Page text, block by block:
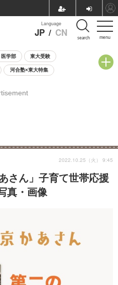
menu
Language
JP / CN search
医学部 東大受験
河合塾×東大特集
明会・相談会
さん」子育て世帯応援
真・画像
2022.10.25（火） 9:45